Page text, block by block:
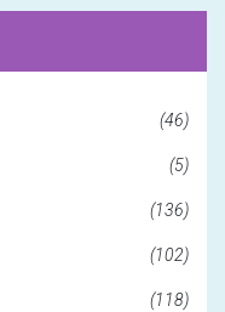
(46)
(5)
(136)
(102)
(118)